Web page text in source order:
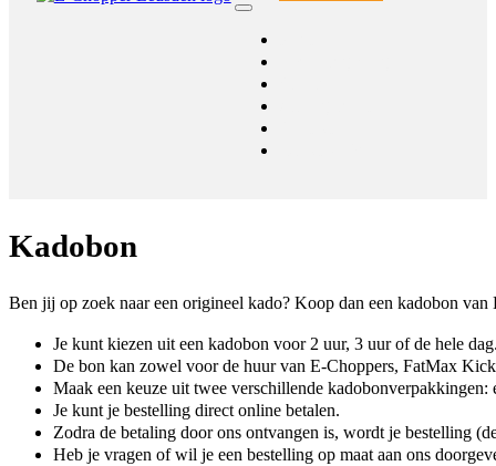
Kadobon
Ben jij op zoek naar een origineel kado? Koop dan een kadobon van
Je kunt kiezen uit een kadobon voor 2 uur, 3 uur of de hele
De bon kan zowel voor de huur van E-Choppers, FatMax
Maak een keuze uit twee verschillende kadobonverpakkingen:
Je kunt je bestelling direct online betalen.
Zodra de betaling door ons ontvangen is, wordt je bestelling
Heb je vragen of wil je een bestelling op maat aan ons